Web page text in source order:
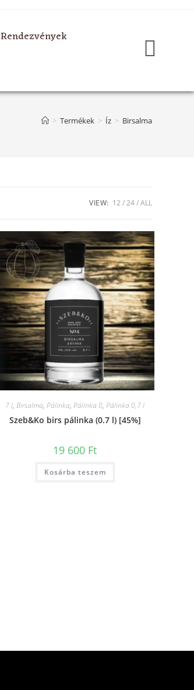
Rendezvények
> Termékek > Íz > Birsalma
VIEW: 12 24 ALL
7 l,Birsalma,Pálinka,Pálinka 0,Pálinka 0,7 l
Szeb&Ko birs pálinka (0.7 l) [45%]
19 600 Ft
Kosárba teszem